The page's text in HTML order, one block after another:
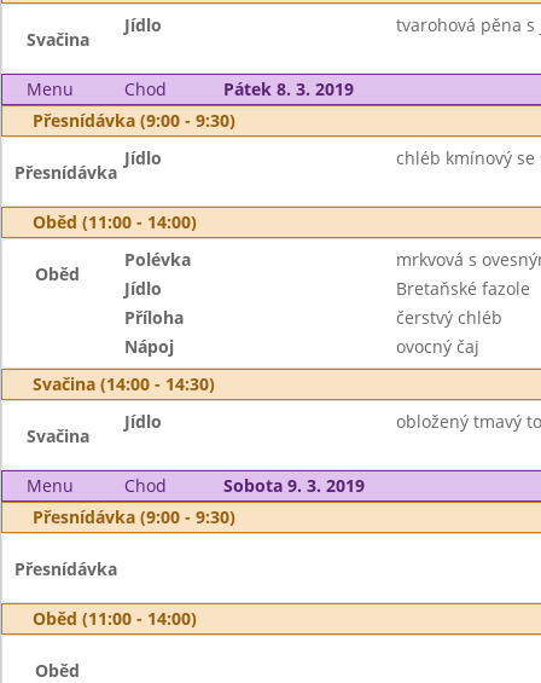
Svačina
Jídlo tvarohová pěna
Menu Chod
Pátek 8. 3. 2019
Přesnídávka (9:00 - 9:30)
Přesnídávka
Jídlo chléb kmínový
Oběd (11:00 - 14:00)
Oběd
Polévka
mrkvová s
Jídlo
Bretaňské fazole
Příloha
čerstvý chléb
Nápoj
ovocný čaj
Svačina (14:00 - 14:30)
Svačina
Jídlo obložený tmavý
Menu Chod
Sobota 9. 3. 2019
Přesnídávka (9:00 - 9:30)
Přesnídávka
Oběd (11:00 - 14:00)
Oběd